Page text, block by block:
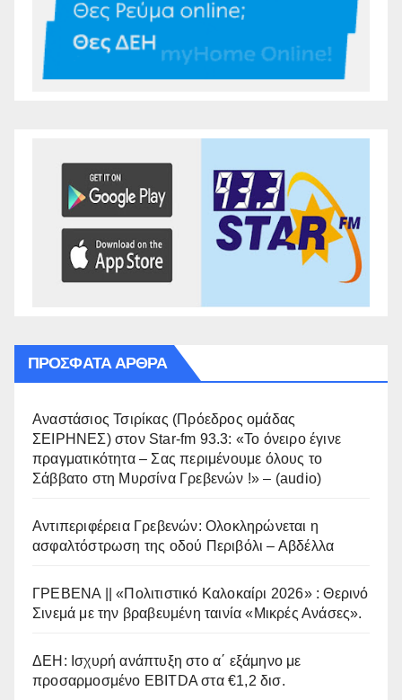
ΠΡΌΣΦΑΤΑ ΆΡΘΡΑ
Αναστάσιος Τσιρίκας (Πρόεδρος ομάδας
ΣΕΙΡΗΝΕΣ) στον Star-fm 93.3: «Το όνειρο έγινε
πραγματικότητα – Σας περιμένουμε όλους το
Σάββατο στη Μυρσίνα Γρεβενών !» – (audio)
Αντιπεριφέρεια Γρεβενών: Ολοκληρώνεται η
ασφαλτόστρωση της οδού Περιβόλι – Αβδέλλα
ΓΡΕΒΕΝΑ || «Πολιτιστικό Καλοκαίρι 2026» : Θερινό
Σινεμά με την βραβευμένη ταινία «Μικρές Ανάσες».
ΔΕΗ: Ισχυρή ανάπτυξη στο α΄ εξάμηνο με
προσαρμοσμένο EBITDA στα €1,2 δισ.